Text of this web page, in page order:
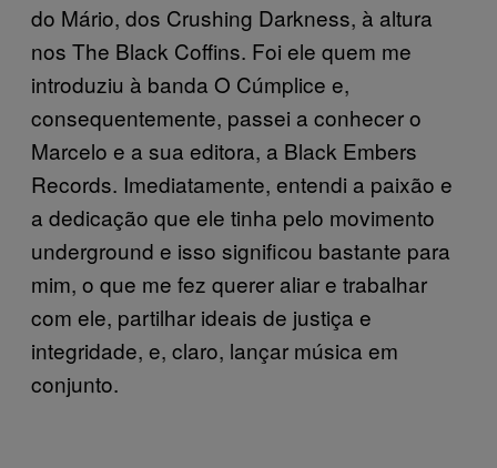
do Mário, dos Crushing Darkness, à altura
nos The Black Coffins. Foi ele quem me
introduziu à banda O Cúmplice e,
consequentemente, passei a conhecer o
Marcelo e a sua editora, a Black Embers
Records. Imediatamente, entendi a paixão e
a dedicação que ele tinha pelo movimento
underground e isso significou bastante para
mim, o que me fez querer aliar e trabalhar
com ele, partilhar ideais de justiça e
integridade, e, claro, lançar música em
conjunto.